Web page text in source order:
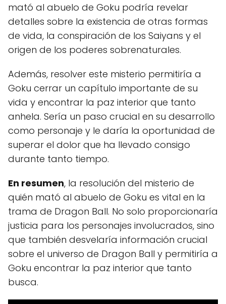
mató al abuelo de Goku podría revelar
detalles sobre la existencia de otras formas
de vida, la conspiración de los Saiyans y el
origen de los poderes sobrenaturales.
Además, resolver este misterio permitiría a
Goku cerrar un capítulo importante de su
vida y encontrar la paz interior que tanto
anhela. Sería un paso crucial en su desarrollo
como personaje y le daría la oportunidad de
superar el dolor que ha llevado consigo
durante tanto tiempo.
En resumen, la resolución del misterio de
quién mató al abuelo de Goku es vital en la
trama de Dragon Ball. No solo proporcionaría
justicia para los personajes involucrados, sino
que también desvelaría información crucial
sobre el universo de Dragon Ball y permitiría a
Goku encontrar la paz interior que tanto
busca.